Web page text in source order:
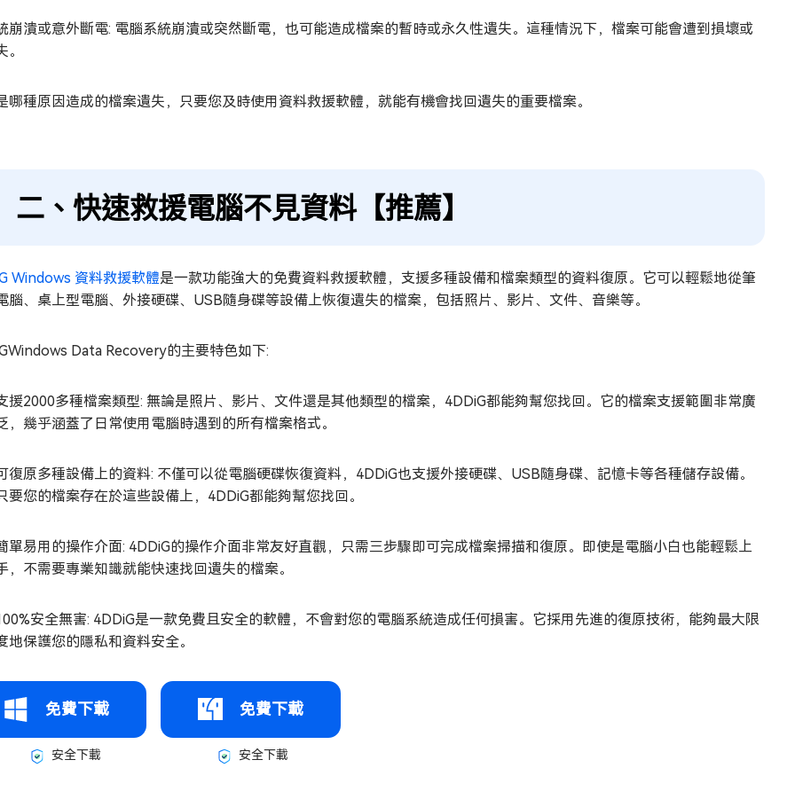
崩潰或意外斷電: 電腦系統崩潰或突然斷電，也可能造成檔案的暫時或永久性遺失。這種情況下，檔案可能會遭到損壞或
。
哪種原因造成的檔案遺失，只要您及時使用資料救援軟體，就能有機會找回遺失的重要檔案。
二、快速救援電腦不見資料【推薦】
Windows 資料救援軟體是一款功能強大的免費資料救援軟體，支援多種設備和檔案類型的資料復原。它可以輕鬆地從筆
腦、桌上型電腦、外接硬碟、USB隨身碟等設備上恢復遺失的檔案，包括照片、影片、文件、音樂等。
Data Recovery的主要特色如下:
援2000多種檔案類型: 無論是照片、影片、文件還是其他類型的檔案，4DDiG都能夠幫您找回。它的檔案支援範圍非常廣
，幾乎涵蓋了日常使用電腦時遇到的所有檔案格式。
復原多種設備上的資料: 不僅可以從電腦硬碟恢復資料，4DDiG也支援外接硬碟、USB隨身碟、記憶卡等各種儲存設備。
要您的檔案存在於這些設備上，4DDiG都能夠幫您找回。
單易用的操作介面: 4DDiG的操作介面非常友好直觀，只需三步驟即可完成檔案掃描和復原。即使是電腦小白也能輕鬆上
，不需要專業知識就能快速找回遺失的檔案。
安全無害: 4DDiG是一款免費且安全的軟體，不會對您的電腦系統造成任何損害。它採用先進的復原技術，能夠最大限
地保護您的隱私和資料安全。
免費下載
安全下載
免費下載
安全下載